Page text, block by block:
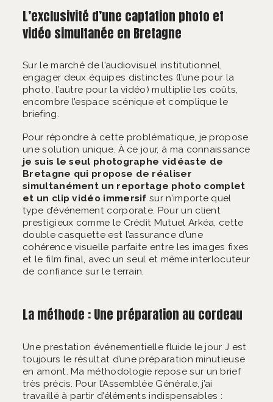
L’exclusivité d’une captation photo et
vidéo simultanée en Bretagne
Sur le marché de l’audiovisuel institutionnel,
engager deux équipes distinctes (l’une pour la
photo, l’autre pour la vidéo) multiplie les coûts,
encombre l’espace scénique et complique le
briefing.
Pour répondre à cette problématique, je propose
une solution unique. À ce jour, à ma connaissance
je suis le seul photographe vidéaste de
Bretagne qui propose de réaliser
simultanément un reportage photo complet
et un clip vidéo immersif sur n’importe quel
type d’événement corporate. Pour un client
prestigieux comme le Crédit Mutuel Arkéa, cette
double casquette est l’assurance d’une
cohérence visuelle parfaite entre les images fixes
et le film final, avec un seul et même interlocuteur
de confiance sur le terrain.
La méthode : Une préparation au cordeau
Une prestation événementielle fluide le jour J est
toujours le résultat d’une préparation minutieuse
en amont. Ma méthodologie repose sur un brief
très précis. Pour l’Assemblée Générale, j’ai
travaillé à partir d’éléments indispensables :